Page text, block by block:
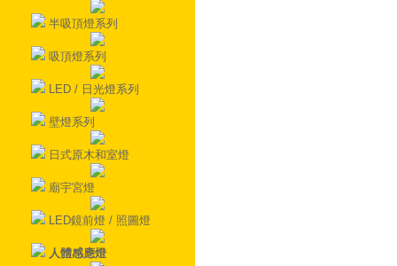
半吸頂燈系列
吸頂燈系列
LED / 日光燈系列
壁燈系列
日式原木和室燈
廟宇宮燈
LED鏡前燈 / 照圖燈
人體感應燈